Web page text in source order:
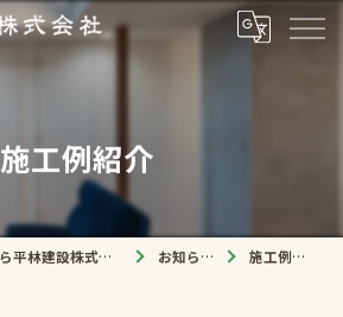
施工例紹介
大多喜町の工務店なら平林建設株式会社 お知らせ 施工例紹介